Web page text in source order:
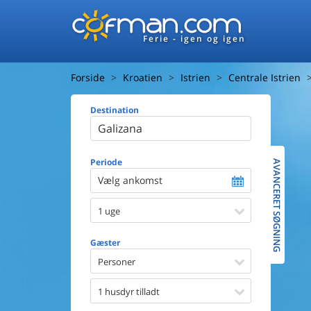
Ferie - igen og igen
Forside Kroatien Istrien Centrale Istrien
Destination
Periode
Vælg ankomst
1 uge
Gæster
Personer
1 husdyr tilladt
Afstand til
Udsigt til
Faciliteter
Spa
AVANCERET SØGNING